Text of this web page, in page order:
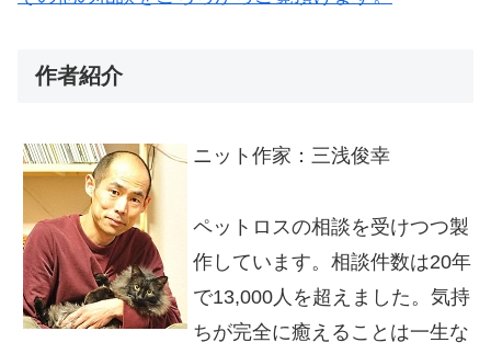
作者紹介
ニット作家：三浅俊幸
ペットロスの相談を受けつつ製
作しています。相談件数は20年
で13,000人を超えました。気持
ちが完全に癒えることは一生な